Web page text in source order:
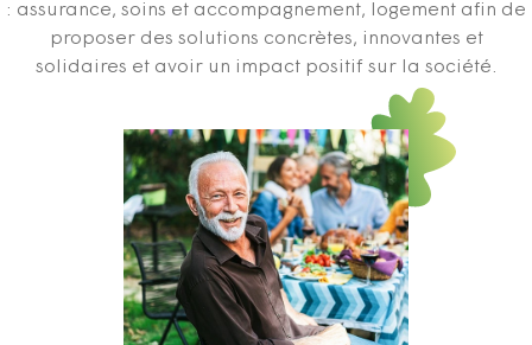
: assurance, soins et accompagnement, logement afin de
proposer des solutions concrètes, innovantes et
solidaires et avoir un impact positif sur la société.